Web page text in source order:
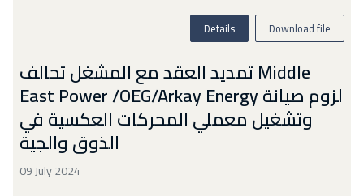
Details Download file
تمديد العقد مع المشغل تحالف Middle
East Power /OEG/Arkay Energy لزوم صيانة
وتشغيل معملي المحركات العكسية في
الذوق والجية
09 July 2024